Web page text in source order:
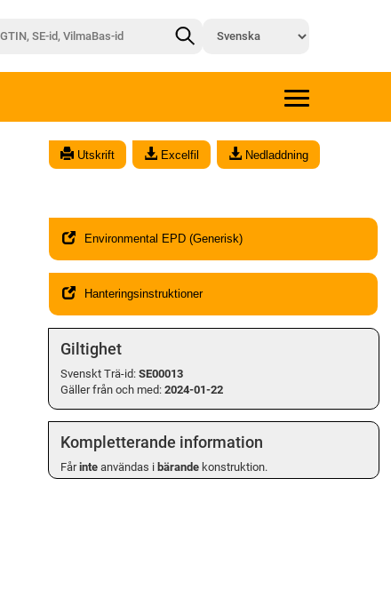
Utskrift Excelfil Nedladdning
Environmental EPD (Generisk)
Hanteringsinstruktioner
Giltighet
Svenskt Trä-id: SE00013
Gäller från och med:2024-01-22
Kompletterande information
Fårinteanvändas i bärandekonstruktion.